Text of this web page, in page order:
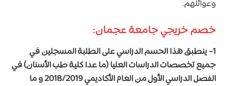
وعوائلهم.
خصم خريجي جامعة عجمان:
1- ينطبق هذا الحسم الدراسي على الطلبة المسجلين في
جميع تخصصات الدراسات العليا (ما عدا كلية طب الأسنان) في
الفصل الدراسي الأول من العام الأكاديمي 2018/2019 و ما